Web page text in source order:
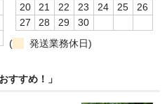
20
21 22 23 24 25
26
27
28 29
30
(
発送業務休日)
すすめ！」